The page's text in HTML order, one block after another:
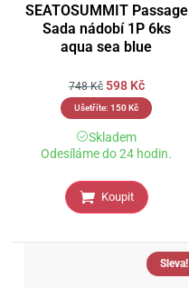
SEATOSUMMIT Passage
Sada nádobí 1P 6ks
aqua sea blue
748Kč 598 Kč
Ušetříte: 150Kč
Skladem
Odesíláme do 24 hodin.
Koupit
Sleva!